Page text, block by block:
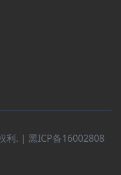
利. | 黑ICP备16002808